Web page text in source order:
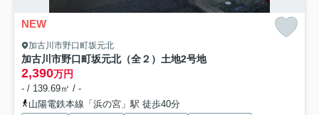
NEW
加古川市野口町坂元北
加古川市野口町坂元北（全２）土地2号地
2,390万円
- / 139.69㎡ / -
山陽電鉄本線「浜の宮」駅 徒歩40分